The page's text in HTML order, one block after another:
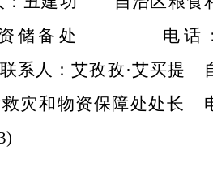
资储备处 电话
联系人：艾孜孜·艾买提
救灾和物资保障处处长